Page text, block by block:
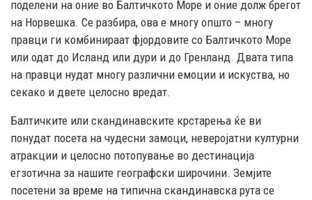
поделени на оние во Балтичкото Море и оние долж брегот
на Норвешка. Се разбира, ова е многу општо – многу
правци ги комбинираат фјордовите со Балтичкото Море
или одат до Исланд или дури и до Гренланд. Двата типа
на правци нудат многу различни емоции и искуства, но
секако и двете целосно вредат.
Балтичките или скандинавските крстарења ќе ви
понудат посета на чудесни замоци, неверојатни културни
атракции и целосно потопување во дестинација
егзотична за нашите географски широчини. Земјите
посетени за време на типична скандинавска рута се